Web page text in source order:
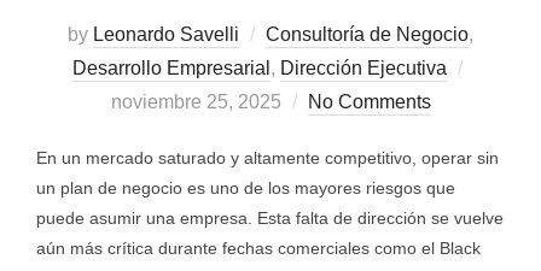
by Leonardo Savelli Consultoría de Negocio,
Desarrollo Empresarial , Dirección Ejecutiva
noviembre 25, 2025
No Comments
En un mercado saturado y altamente competitivo, operar sin
un plan de negocio es uno de los mayores riesgos que
puede asumir una empresa. Esta falta de dirección se vuelve
aún más crítica durante fechas comerciales como el Black